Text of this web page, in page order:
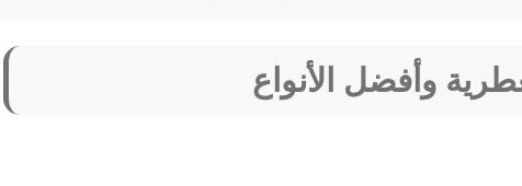
وأفضل الأنواع